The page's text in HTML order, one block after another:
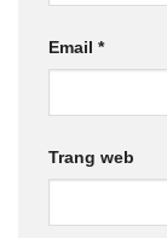
Email *
Trang web